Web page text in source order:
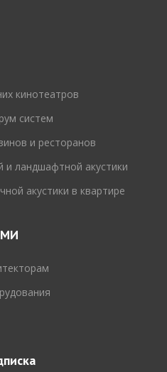
кинотеатров
систем
и ресторанов
и ландшафтной акустики
акустики в квартире